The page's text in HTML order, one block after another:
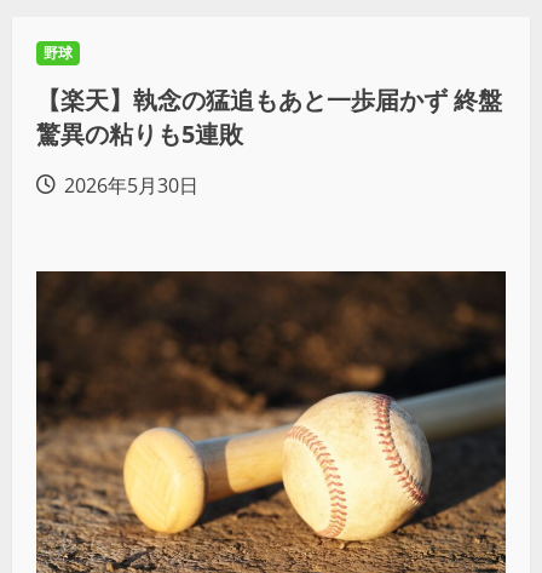
野球
【楽天】執念の猛追もあと一歩届かず 終盤
驚異の粘りも5連敗
2026年5月30日